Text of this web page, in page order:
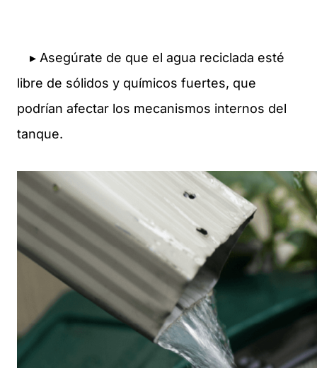
▸ Asegúrate de que el agua reciclada esté
libre de sólidos y químicos fuertes, que
podrían afectar los mecanismos internos del
tanque.